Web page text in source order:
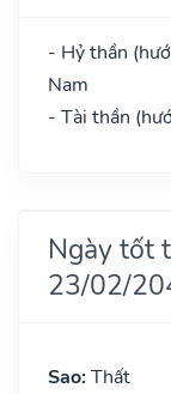
- Hỷ thần
Nam
- Tài thần
Ngày tốt
23/02/
Sao: Thất